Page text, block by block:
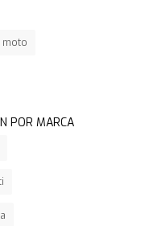
moto
POR MARCA